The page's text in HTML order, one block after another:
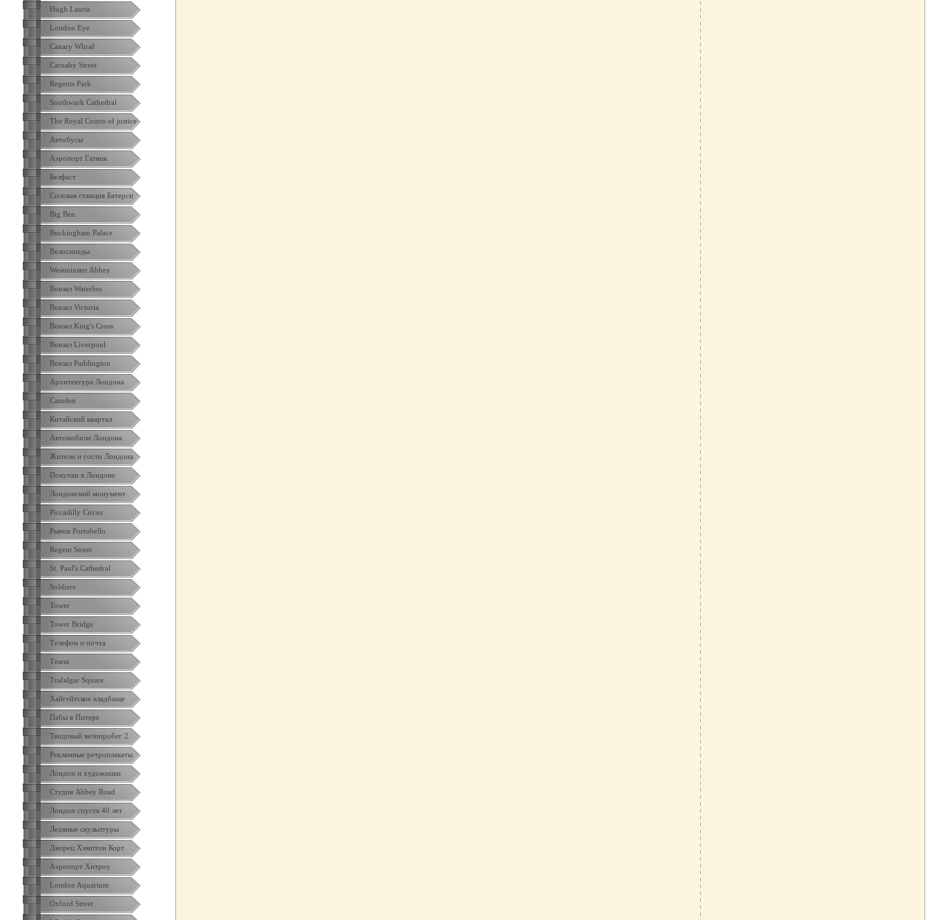
Hugh Laurie
London Eye
Canary Whraf
Carnaby Street
Regents Park
Southwark Cathedral
The Royal Courts of justice
Автобусы
Аэропорт Гатвик
Белфаст
Силовая станция Батерси
Big Ben
Buckingham Palace
Велосипеды
Westminster Abbey
Вокзал Waterloo
Вокзал Victoria
Вокзал King's Cross
Вокзал Liverpool
Вокзал Paddington
Архитектура Лондона
Camden
Китайский квартал
Автомобили Лондона
Жители и гости Лондона
Покупки в Лондоне
Лондонский монумент
Piccadilly Circus
Рынок Portobello
Regent Street
St. Paul's Cathedral
Soldiers
Tower
Tower Bridge
Телефон и почта
Темза
Trafalgar Square
Хайгейтское кладбище
Пабы в Питере
Твидовый велопробег 2
Рекламные ретроплакаты
Лондон и художники
Студия Abbey Road
Лондон спустя 40 лет
Ледяные скульптуры
Дворец Хэмптон Корт
Аэропорт Хитроу
London Aquarium
Oxford Street